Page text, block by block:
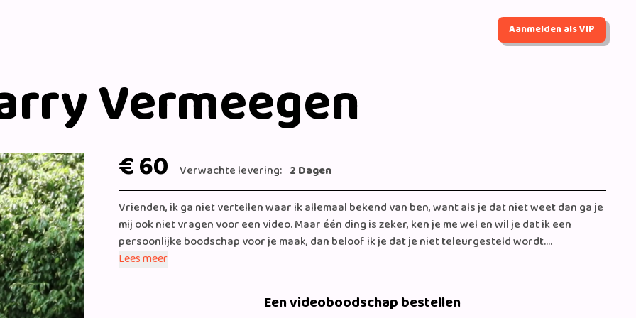
Aanmelden als VIP
Vermeegen
€ 60 Verwachte levering: 2 Dagen
Vrienden, ik ga niet vertellen waar ik allemaal bekend van ben, want als je dat niet weet dan ga je
mij ook niet vragen voor een video. Maar één ding is zeker, ken je me wel en wil je dat ik een
persoonlijke boodschap voor je maak, dan beloof ik je dat je niet teleurgesteld wordt.
Vriendelijke groet, Harry Vermeegen
Lees meer
Een videoboodschap bestellen